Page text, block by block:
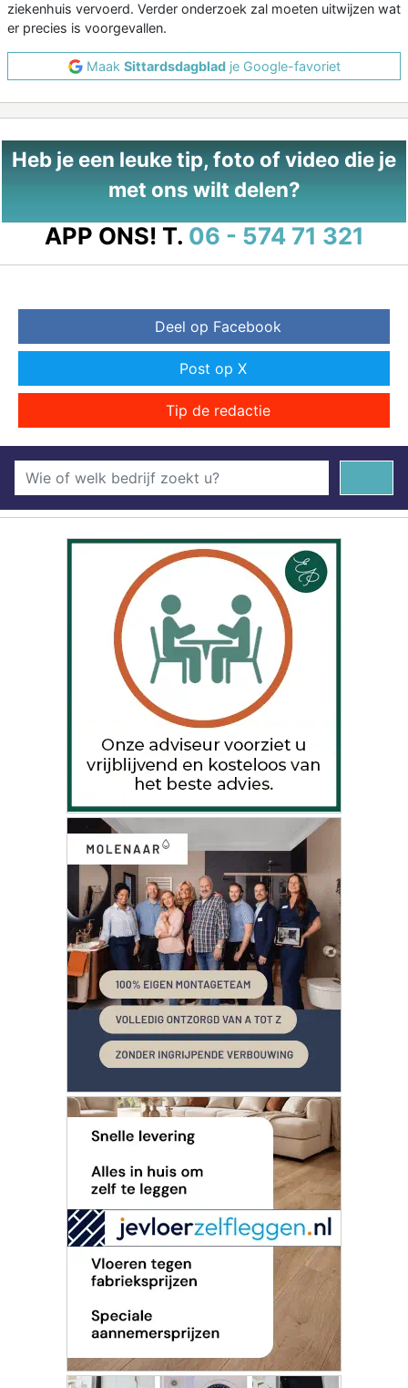
ziekenhuis vervoerd. Verder onderzoek zal moeten uitwijzen wat
er precies is voorgevallen.
Maak Sittardsdagbladje Google-favoriet
Heb je een leuke tip, foto of video die je
met ons wilt delen?
APP ONS! T. 06 - 574 71 321
Deel op Facebook
Post op X
Tip de redactie